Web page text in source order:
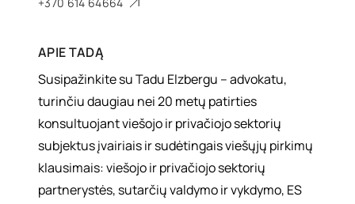
APIETADĄ
Susipažinkite su Tadu Elzbergu – advokatu,
turinčiu daugiau nei 20 metų patirties
konsultuojant viešojo ir privačiojo sektorių
subjektus įvairiais ir sudėtingais viešųjų pirkimų
klausimais: viešojo ir privačiojo sektorių
partnerystės, sutarčių valdymo ir vykdymo, ES